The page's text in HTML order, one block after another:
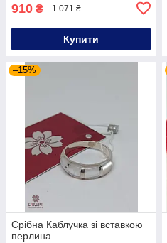
910 ₴ 1 071 ₴
Купити
–15%
Срібна Каблучка зі вставкою
перлина